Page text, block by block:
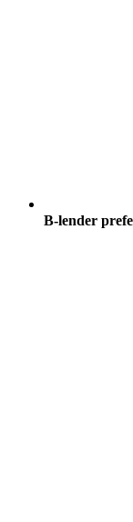
B-lender